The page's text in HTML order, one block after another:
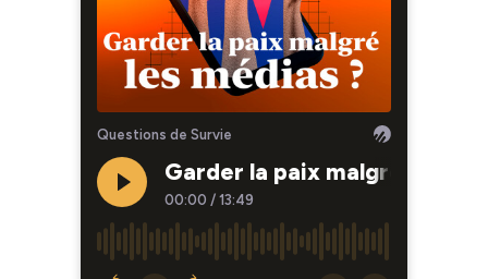
Questions de Survie
Garder la paix malgré les
00:00 / 13:49